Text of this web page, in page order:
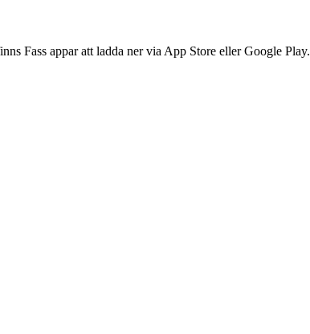
Fass appar att ladda ner via App Store eller Google Play.